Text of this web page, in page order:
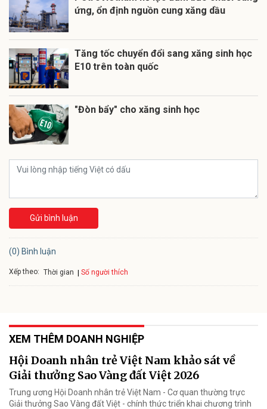
ứng, ổn định nguồn cung xăng dầu
Tăng tốc chuyển đổi sang xăng sinh học
E10 trên toàn quốc
"Đòn bẩy" cho xăng sinh học
Gửi bình luận
(0) Bình luận
Xếp theo: Thời gian Số người thích
XEM THÊM DOANH NGHIỆP
Hội Doanh nhân trẻ Việt Nam khảo sát về
Giải thưởng Sao Vàng đất Việt 2026
Trung ương Hội Doanh nhân trẻ Việt Nam - Cơ quan thường trực
Giải thưởng Sao Vàng đất Việt - chính thức triển khai chương trình